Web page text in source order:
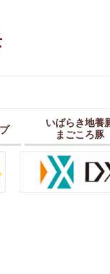
いばらき地養
まごころ豚